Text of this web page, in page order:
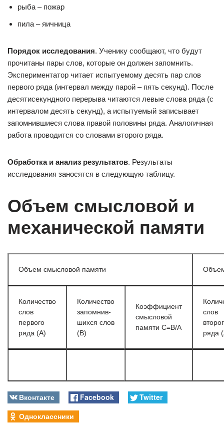
рыба – пожар
пила – яичница
Порядок исследования. Ученику сообщают, что будут
прочитаны пары слов, которые он должен запомнить.
Экспериментатор читает испытуемому десять пар слов
первого ряда (интервал между парой – пять секунд). После
десятисекундного перерыва читаются левые слова ряда (с
интервалом десять секунд), а испытуемый записывает
запомнившиеся слова правой половины ряда. Аналогичная
работа проводится со словами второго ряда.
Обработка и анализ результатов. Результаты
исследования заносятся в следующую таблицу.
Объем смысловой и
механической памяти
Объем смысловой памяти
Количество
слов
первого
ряда (А)
Количество
запомнив-
шихся слов
(В)
Коэффициент
смысловой
памяти C=B/A
слов
ряда
Вконтакте Facebook
Twitter
Одноклассники